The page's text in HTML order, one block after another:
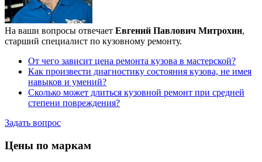
На ваши вопросы отвечает Евгений Павлович Митрохин,
старший специалист по кузовному ремонту.
От чего зависит цена ремонта кузова в мастерской?
Как произвести диагностику состояния кузова, не имея
навыков и умений?
Сколько может длиться кузовной ремонт при средней
степени повреждения?
Задать вопрос
Цены по маркам